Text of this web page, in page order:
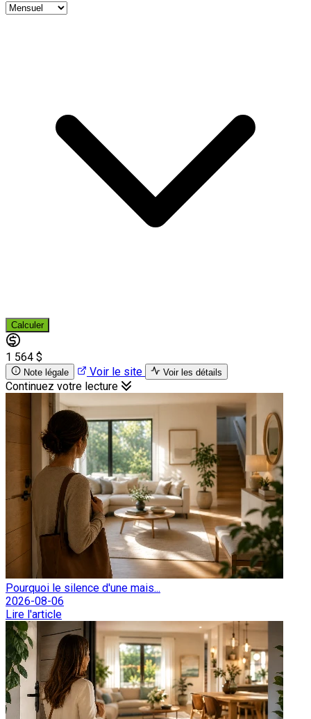
Calculer
1 564 $
Note légale Voir le site Voir les détails
Continuez votre lecture
Pourquoi le silence d'une mais...
2026-08-06
Lire l'article